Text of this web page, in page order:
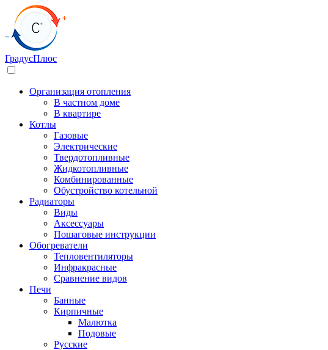
ГрадусПлюс
Организация отопления
В частном доме
В квартире
Котлы
Газовые
Электрические
Твердотопливные
Жидкотопливные
Комбинированные
Обустройство котельной
Радиаторы
Виды
Аксессуары
Пошаговые инструкции
Обогреватели
Тепловентиляторы
Инфракрасные
Сравнение видов
Печи
Банные
Кирпичные
Малютка
Подовые
Русские